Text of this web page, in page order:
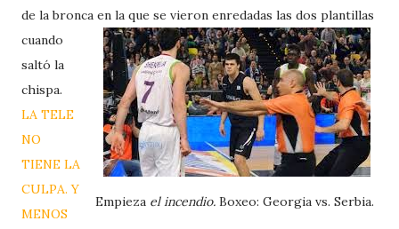
de la bronca en la que se vieron enredadas las dos plantillas
Empieza el incendio. Boxeo: Georgia vs. Serbia.
cuando
saltó la
chispa.
LA TELE
NO
TIENE LA
CULPA. Y
MENOS